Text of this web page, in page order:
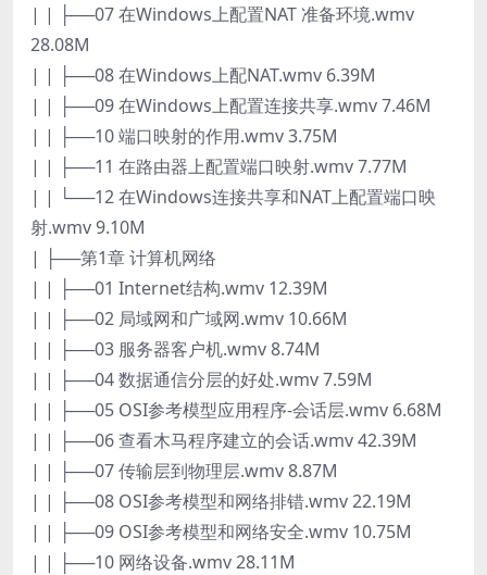
| | ├──07 在Windows上配置NAT 准备环境.wmv
28.08M
| | ├──08 在Windows上配NAT.wmv 6.39M
| | ├──09 在Windows上配置连接共享.wmv 7.46M
| | ├──10 端口映射的作用.wmv 3.75M
| | ├──11 在路由器上配置端口映射.wmv 7.77M
| | └──12 在Windows连接共享和NAT上配置端口映
射.wmv 9.10M
| ├──第1章 计算机网络
| | ├──01 Internet结构.wmv 12.39M
| | ├──02 局域网和广域网.wmv 10.66M
| | ├──03 服务器客户机.wmv 8.74M
| | ├──04 数据通信分层的好处.wmv 7.59M
| | ├──05 OSI参考模型应用程序-会话层.wmv 6.68M
| | ├──06 查看木马程序建立的会话.wmv 42.39M
| | ├──07 传输层到物理层.wmv 8.87M
| | ├──08 OSI参考模型和网络排错.wmv 22.19M
| | ├──09 OSI参考模型和网络安全.wmv 10.75M
| | ├──10 网络设备.wmv 28.11M